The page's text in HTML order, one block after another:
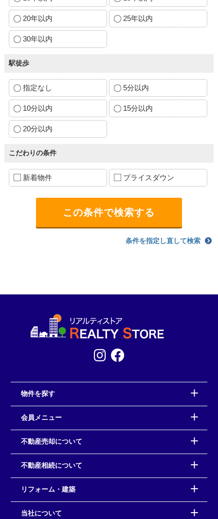
20年以内 25年以内
30年以内
駅徒歩
指定なし 5分以内
10分以内 15分以内
20分以内
こだわりの条件
新着物件 プライスダウン
条件を指定し直して検索
物件を探す
会員メニュー
不動産売却について
不動産相続について
リフォーム・建築
当社について